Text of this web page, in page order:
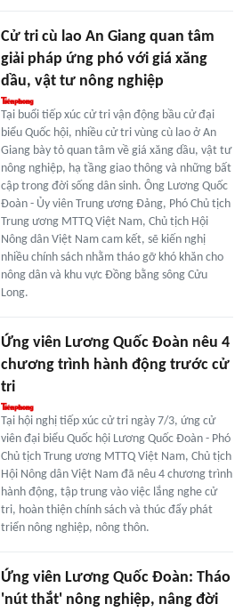
Cử tri cù lao An Giang quan tâm
giải pháp ứng phó với giá xăng
dầu, vật tư nông nghiệp
Tại buổi tiếp xúc cử tri vận động bầu cử đại
biểu Quốc hội, nhiều cử tri vùng cù lao ở An
Giang bày tỏ quan tâm về giá xăng dầu, vật tư
nông nghiệp, hạ tầng giao thông và những bất
cập trong đời sống dân sinh. Ông Lương Quốc
Đoàn - Ủy viên Trung ương Đảng, Phó Chủ tịch
Trung ương MTTQ Việt Nam, Chủ tịch Hội
Nông dân Việt Nam cam kết, sẽ kiến nghị
nhiều chính sách nhằm tháo gỡ khó khăn cho
nông dân và khu vực Đồng bằng sông Cửu
Long.
Ứng viên Lương Quốc Đoàn nêu 4
chương trình hành động trước cử
tri
Tại hội nghị tiếp xúc cử tri ngày 7/3, ứng cử
viên đại biểu Quốc hội Lương Quốc Đoàn - Phó
Chủ tịch Trung ương MTTQ Việt Nam, Chủ tịch
Hội Nông dân Việt Nam đã nêu 4 chương trình
hành động, tập trung vào việc lắng nghe cử
tri, hoàn thiện chính sách và thúc đẩy phát
triển nông nghiệp, nông thôn.
Ứng viên Lương Quốc Đoàn: Tháo
'nút thắt' nông nghiệp, nâng đời